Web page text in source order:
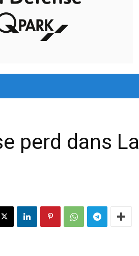
perd dans La